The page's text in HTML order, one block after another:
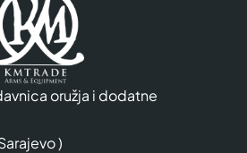
oružja i dodatne
)